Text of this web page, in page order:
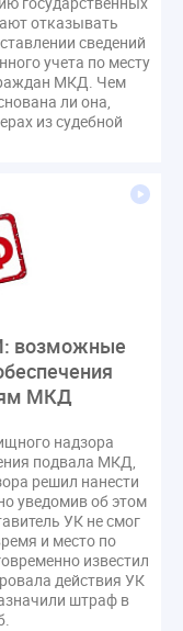
Казань
палата
надзор
законопроект
ЖКХ
Путин
Дума
отказывать
сведений
учета по месту
МКД. Чем
ли она,
из судебной
возможные
МКД
надзора
подвала МКД,
решил нанести
уведомив об этом
УК не смог
и место по
известил
действия УК
штраф в